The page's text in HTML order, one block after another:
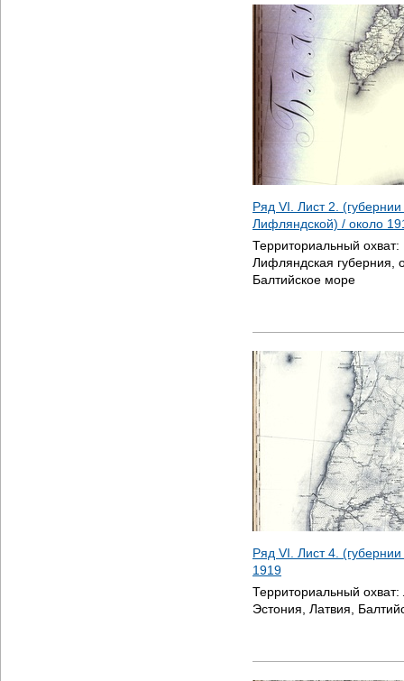
Ряд VI. Лист 2.
Лифляндской) / около
Территориальный охват:
Лифляндская губерния,
Балтийское море
Ряд VI. Лист 4.
1919
Территориальный охват:
Эстония, Латвия,